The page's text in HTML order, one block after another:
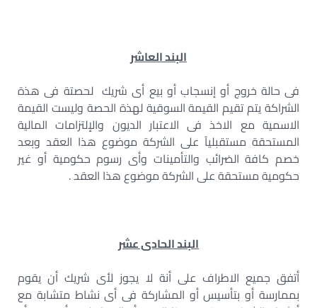
البند العاشر
فى حالة خروج أو إنسجاب أو بيع أى شريك لحصتة فى هذة
الشراكة يتم تقيم القيمة السوقية لهذة الحصة وليست القيمة
الاسمية مع الاخذ فى الاعتبار الديون والإلتزامات المالية
المستحقة مستقبليآ على الشركة موضوع هذا العقد وبعد
خصم كافة الضرائب والتأمينات وأى رسوم حكومية أو غير
حكومية مستحقة على الشركة موضوع هذا العقد .
البند الحادى عشر
أتفق جميع الاطراف على أنة لا يجوز لأى شريك أن يقوم
بممارسة أو بتأسيس أو المشاركة فى أى نشاط متشابة مع